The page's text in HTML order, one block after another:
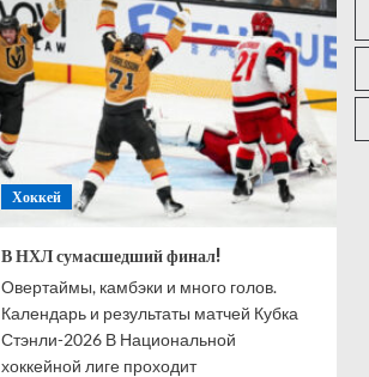
Россия»:
«Детям
внушают
с
малого
возраста,
что
русские
—
плохие»
Хоккей
В НХЛ сумасшедший финал!
Овертаймы, камбэки и много голов.
Календарь и результаты матчей Кубка
Стэнли-2026 В Национальной
хоккейной лиге проходит